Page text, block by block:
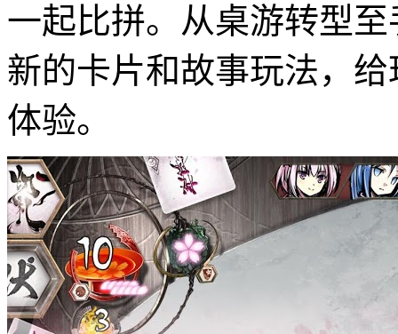
一起比拼。从桌游转型
新的卡片和故事玩法，
体验。